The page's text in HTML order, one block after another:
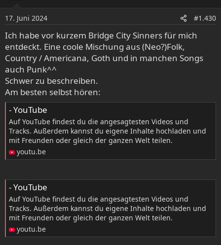
o
n
e
n
:
17. Juni 2024 #1.430
Ich habe vor kurzem Bridge City Sinners für mich
entdeckt. Eine coole Mischung aus (Neo?)Folk,
Country / Americana, Goth und in manchen Songs
auch Punk^^
Schwer zu beschreiben.
Am besten selbst hören:
- YouTube
Auf YouTube findest du die angesagtesten Videos und
Tracks. Außerdem kannst du eigene Inhalte hochladen und
mit Freunden oder gleich der ganzen Welt teilen.
youtu.be
- YouTube
Auf YouTube findest du die angesagtesten Videos und
Tracks. Außerdem kannst du eigene Inhalte hochladen und
mit Freunden oder gleich der ganzen Welt teilen.
youtu.be